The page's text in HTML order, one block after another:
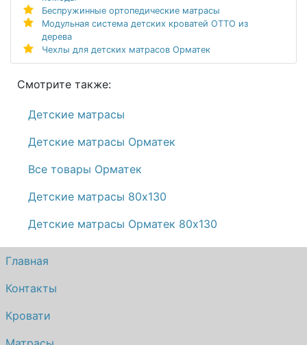
Беспружинные ортопедические матрасы
Модульная система детских кроватей ОТТО из
дерева
Чехлы для детских матрасов Орматек
Смотрите также:
Детские матрасы
Детские матрасы Орматек
Все товары Орматек
Детские матрасы 80х130
Детские матрасы Орматек 80х130
Главная
Контакты
Кровати